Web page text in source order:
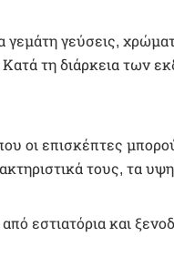
γεύσεις,
Κατά τη διάρκεια των
οι επισκέπτες
τους, τα
εστιατόρια και